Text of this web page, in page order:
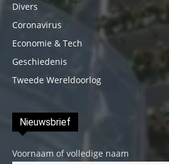
Divers
Coronavirus
Economie & Tech
Geschiedenis
Tweede Wereldoorlog
Nieuwsbrief
Voornaam of volledige naam